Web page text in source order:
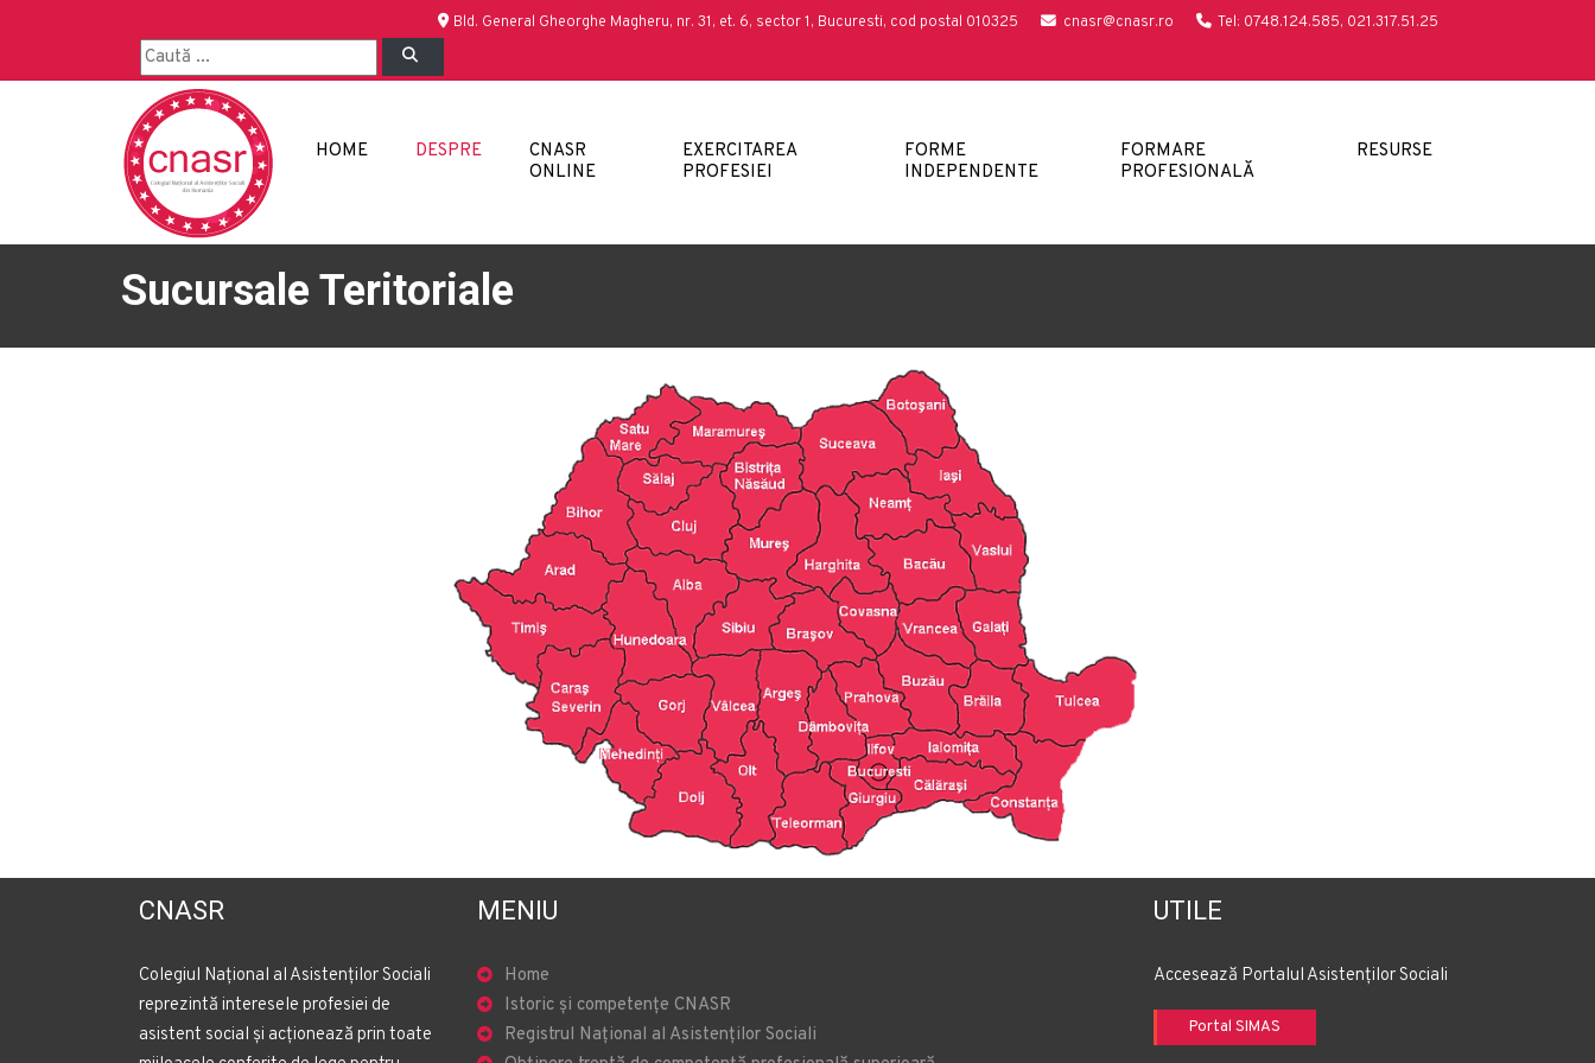
Bld. General Gheorghe Magheru, nr. 31, et. 6, sector 1, Bucuresti, cod postal 010325 cnasr@cnasr.ro Tel: 0748.124.585, 021.317.51.25
HOME DESPRE
CNASR
ONLINE
EXERCITAREA
PROFESIEI
FORME
INDEPENDENTE
FORMARE
PROFESIONALĂ
RESURSE
Sucursale Teritoriale
CNASR
Colegiul Național al Asistenților Sociali
reprezintă interesele profesiei de
asistent social și acționează prin toate
MENIU
Home
Istoric și competențe CNASR
Registrul Național al Asistenților Sociali
UTILE
Accesează Portalul Asistenților Sociali
Portal SIMAS